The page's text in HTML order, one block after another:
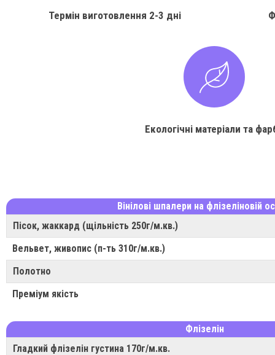
Термін виготовлення 2-3 дні
Екологічні матеріали та
Вінілові шпалери на флізеліновій
Пісок, жаккард (щільність 250г/м.кв.)
Вельвет, живопис (п-ть 310г/м.кв.)
Полотно
Преміум якість
Флізелін
Гладкий флізелін густина 170г/м.кв.